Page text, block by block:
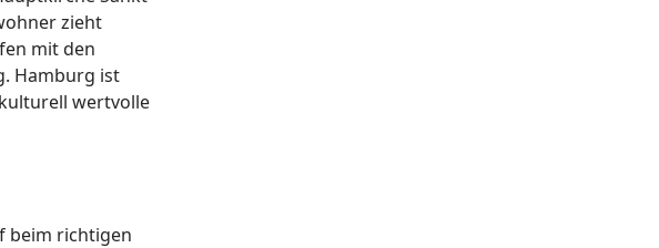
zieht
mit den
Hamburg ist
wertvolle
beim richtigen